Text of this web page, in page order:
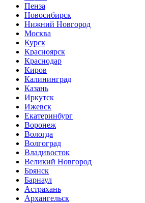
Пенза
Новосибирск
Нижний Новгород
Москва
Курск
Красноярск
Краснодар
Киров
Калининград
Казань
Иркутск
Ижевск
Екатеринбург
Воронеж
Вологда
Волгоград
Владивосток
Великий Новгород
Брянск
Барнаул
Астрахань
Архангельск